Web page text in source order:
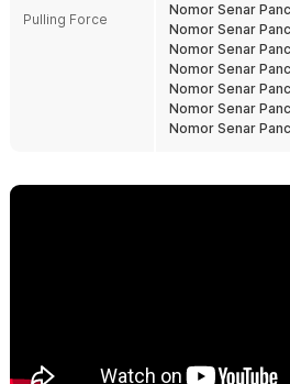
Banyak Pilihan Ukuran PE
Tersedia dari ukuran thick line kecil
Bisa dipilih untuk ikan kecil, predator air
besar. Tinggal sesuaikan dengan reel
Kelengkapan Produk
1 x TaffSPORT Senar Pancing PE 4
Pulling Force
Nomor Senar
Nomor Senar
Nomor Senar
Nomor Senar
Nomor Senar
Nomor Senar
Nomor Senar